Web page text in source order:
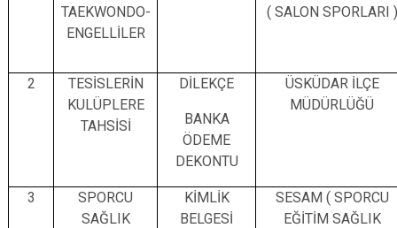
TAEKWONDO-
ENGELLİLER
( SALON SPORLARI )
2
TESİSLERİN
KULÜPLERE
TAHSİSİ
DİLEKÇE
BANKA
ÖDEME
DEKONTU
ÜSKÜDAR İLÇE
MÜDÜRLÜĞÜ
3
SPORCU
SAĞLIK
KİMLİK
BELGESİ
SESAM ( SPORCU
EĞİTİM SAĞLIK